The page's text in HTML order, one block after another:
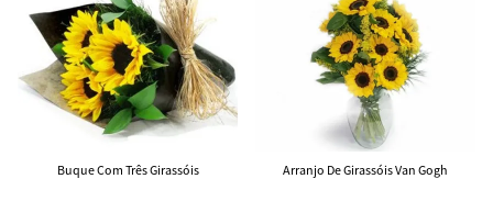
Buque Com Três Girassóis Arranjo De Girassóis Van Gogh